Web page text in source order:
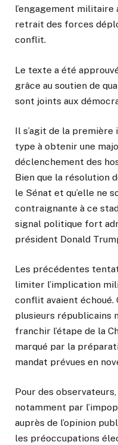
l’engagement militaire
retrait des forces
conflit.
Le texte a été
grâce au soutien de
sont joints aux
Il s’agit de la
type à obtenir une
déclenchement des
Bien que la résolution
le Sénat et qu’elle ne
contraignante à ce
signal politique fort
président Donald
Les précédentes
limiter l’implication
conflit avaient
plusieurs républicains
franchir l’étape de la
marqué par la
mandat prévues en
Pour des
notamment par
auprès de l’opinion
les préoccupations